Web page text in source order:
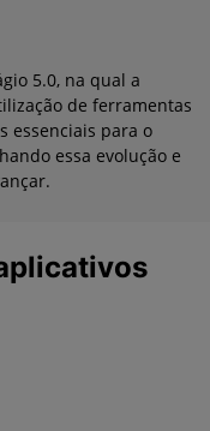
5.0, na qual a
de ferramentas
essenciais para o
essa evolução e